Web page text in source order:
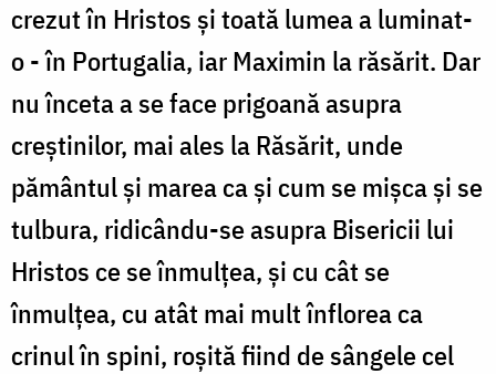
crezut în Hristos și toată lumea a luminat-
o - în Portugalia, iar Maximin la răsărit. Dar
nu înceta a se face prigoană asupra
creștinilor, mai ales la Răsărit, unde
pământul și marea ca și cum se mișca și se
tulbura, ridicându-se asupra Bisericii lui
Hristos ce se înmulțea, și cu cât se
înmulțea, cu atât mai mult înflorea ca
crinul în spini, roșită fiind de sângele cel